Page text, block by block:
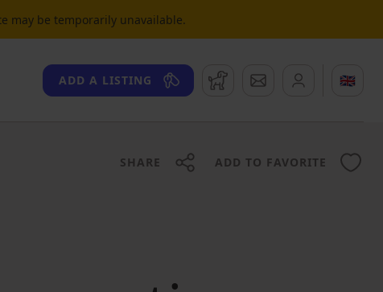
may be temporarily unavailable.
ADD A LISTING WatchdogMessages 🇬🇧
SHARE ADD TO FAVORITE